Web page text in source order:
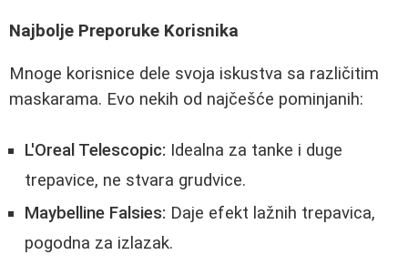
Najbolje Preporuke Korisnika
Mnoge korisnice dele svoja iskustva sa različitim
maskarama. Evo nekih od najčešće pominjanih:
L'Oreal Telescopic: Idealna za tanke i duge
trepavice, ne stvara grudvice.
Maybelline Falsies: Daje efekt lažnih trepavica,
pogodna za izlazak.